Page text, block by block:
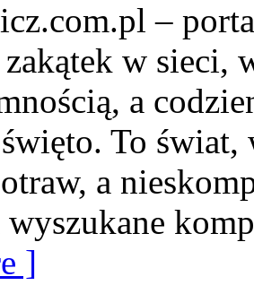
–
w sieci,
a
To świat,
a
wyszukane
]